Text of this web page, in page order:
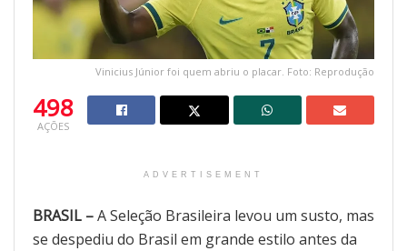
Vinicius Júnior foi quem abriu o placar. Foto: Reprodução
498
AÇÕES
ADVERTISEMENT
BRASIL –A Seleção Brasileira levou um susto, mas
se despediu do Brasil em grande estilo antes da